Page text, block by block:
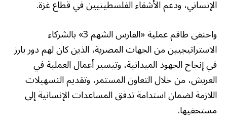
الإنساني، ودعم الأشقاء الفلسطينيين في قطاع غزة.
واحتفى طاقم عملية «الفارس الشهم 3» بالشركاء
الاستراتيجيين من الجهات المصرية، الذين كان لهم دور بارز
في إنجاح الجهود الميدانية، وتيسير أعمال العملية في
العريش، من خلال التعاون المستمر، وتقديم التسهيلات
اللازمة لضمان استدامة تدفق المساعدات الإنسانية إلى
مستحقيها.